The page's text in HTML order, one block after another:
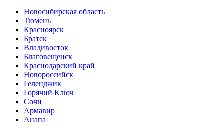
Новосибирская область
Тюмень
Красноярск
Братск
Владивосток
Благовещенск
Краснодарский край
Новороссийск
Геленджик
Горячий Ключ
Сочи
Армавир
Анапа